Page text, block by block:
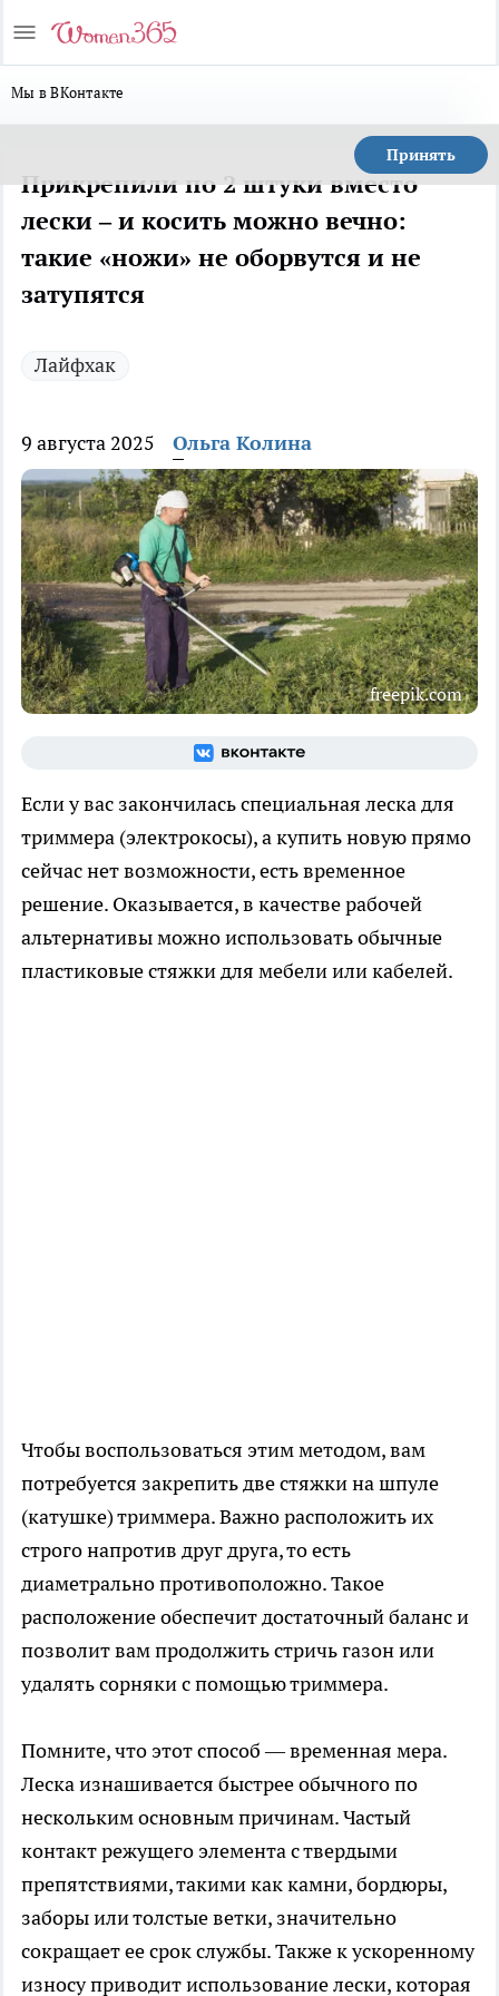
Мы в ВКонтакте
Принять
Прикрепили по 2 штуки вместо
лески – и косить можно вечно:
такие «ножи» не оборвутся и не
затупятся
Лайфхак
9 августа 2025 Ольга Колина
freepik.com
Если у вас закончилась специальная леска для
триммера (электрокосы), а купить новую прямо
сейчас нет возможности, есть временное
решение. Оказывается, в качестве рабочей
альтернативы можно использовать обычные
пластиковые стяжки для мебели или кабелей.
Чтобы воспользоваться этим методом, вам
потребуется закрепить две стяжки на шпуле
(катушке) триммера. Важно расположить их
строго напротив друг друга, то есть
диаметрально противоположно. Такое
расположение обеспечит достаточный баланс и
позволит вам продолжить стричь газон или
удалять сорняки с помощью триммера.
Помните, что этот способ — временная мера.
Леска изнашивается быстрее обычного по
нескольким основным причинам. Частый
контакт режущего элемента с твердыми
препятствиями, такими как камни, бордюры,
заборы или толстые ветки, значительно
сокращает ее срок службы. Также к ускоренному
износу приводит использование лески, которая